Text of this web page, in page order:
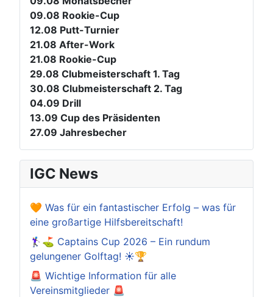
09.08 Rookie-Cup
12.08 Putt-Turnier
21.08 After-Work
21.08 Rookie-Cup
29.08 Clubmeisterschaft 1. Tag
30.08 Clubmeisterschaft 2. Tag
04.09 Drill
13.09 Cup des Präsidenten
27.09 Jahresbecher
IGC News
🧡 Was für ein fantastischer Erfolg – was für
eine großartige Hilfsbereitschaft!
🏌️‍♀️⛳ Captains Cup 2026 – Ein rundum
gelungener Golftag! ☀️🏆
🚨 Wichtige Information für alle
Vereinsmitglieder 🚨